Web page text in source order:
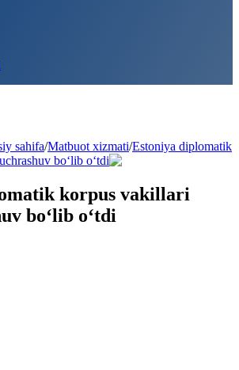
sahifa/Matbuot xizmati/Estoniya diplomatik
bo‘lib o‘tdi
korpus vakillari
bo‘lib o‘tdi